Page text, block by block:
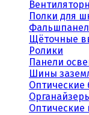
Полки для
Щёточные
Ролики
Панели
Шины
Оптические
Оптические